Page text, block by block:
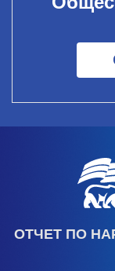
ОТЧЕТ ПО